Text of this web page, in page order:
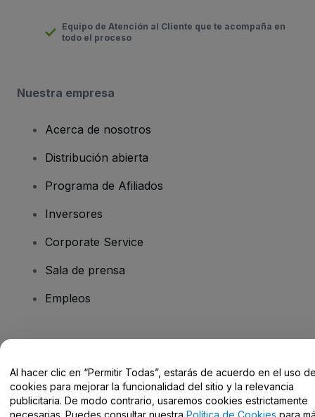
Equipo de Atención al Cliente que te acompaña en
todo el proceso
Nuestra empresa
Acerca de nosotros
Distribución abierta
Programa de Afiliados
Inversores
Corporate Service
Sala de prensa
Empleos
Centro de Ayuda / Contacto
Al hacer clic en “Permitir Todas”, estarás de acuerdo en el uso
cookies para mejorar la funcionalidad del sitio y la relevancia
publicitaria. De modo contrario, usaremos cookies estrictamente
necesarias. Puedes consultar nuestra Política de Cookies para